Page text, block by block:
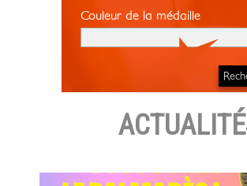
Couleur de la médaille